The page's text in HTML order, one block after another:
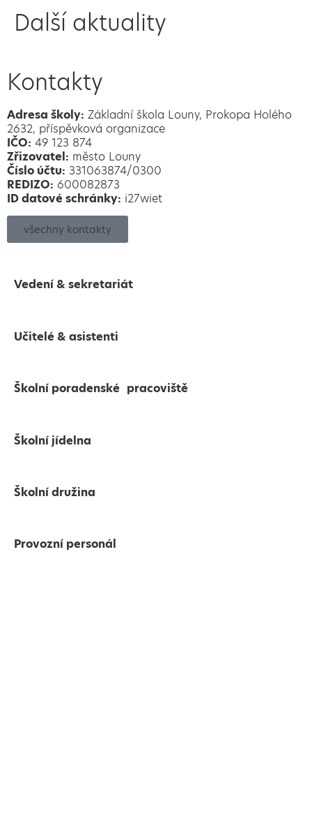
Další aktuality
Kontakty
Adresa školy: Základní škola Louny, Prokopa Holého
2632, příspěvková organizace
IČO: 49 123 874
Zřizovatel: město Louny
Číslo účtu: 331063874/0300
REDIZO: 600082873
ID datové schránky: i27wiet
všechny kontakty
Vedení & sekretariát
Učitelé & asistenti
Školní poradenské pracoviště
Školní jídelna
Školní družina
Provozní personál